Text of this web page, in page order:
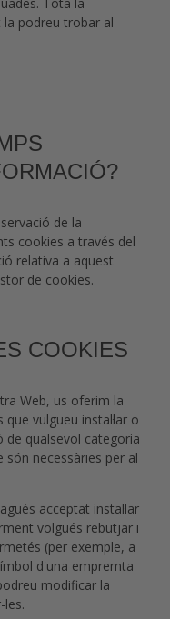
podreu trobar al
de la
cookies a través del
relativa a aquest
de cookies.
COOKIES
Web, us oferim la
vulgueu instal·lar o
de qualsevol categoria
són necessàries per al
acceptat instal·lar
volgués rebutjar i
(per exemple, a
d'una empremta
modificar la
les.